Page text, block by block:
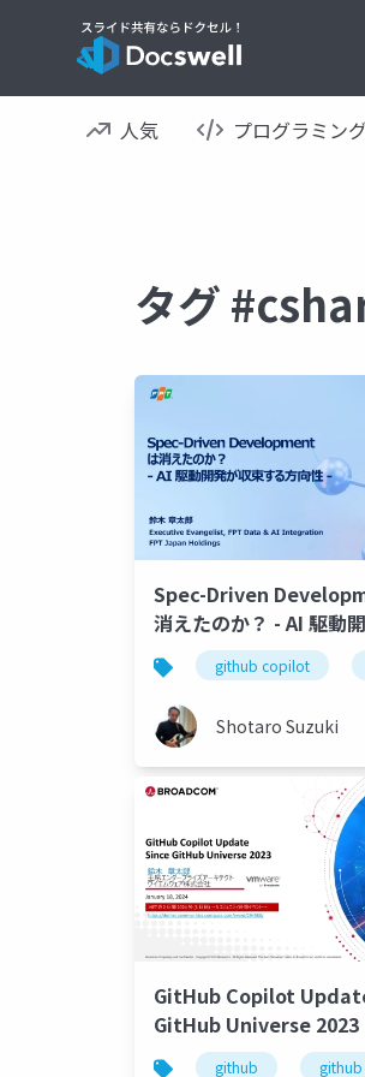
人気 プログラミン
タグ
Spec-Driven
消えたのか？ - AI 駆動
する方向性 -公開版
github copilot
Shotaro Suzuki
GitHub Copilot
GitHub Universe 2023
github